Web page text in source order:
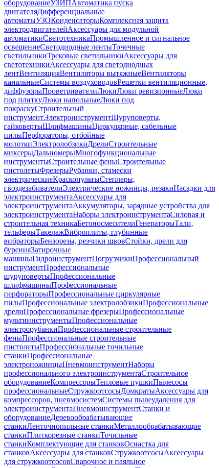
оборудованиеУЗИПАвтоматика пуска
двигателяДифференциальные
автоматыУЗОКонденсаторыКомплексная защита
электродвигателейАксессуары для модульной
автоматикиСветотехникаПромышленное и сигнальное
освещениеСветодиодные лентыТочечные
светильникиТрековые светильникиАксессуары для
светотехникиАксессуары для светодиодных
лентВентиляцияВентиляторы вытяжныеВентиляторы
канальныеСистемы воздуховодовРешетки вентиляционные,
диффузорыПроветривателиЛюкиЛюки ревизионныеЛюки
под плиткуЛюки напольныеЛюки под
покраскуСтроительный
инструментЭлектроинструментШуруповерты,
гайковертыШлифмашиныЦиркулярные, сабельные
пилыПерфораторы, отбойные
молоткиЭлектролобзикиДрелиСтроительные
миксерыДальномерыМногофункциональные
инструментыСтроительные феныСтроительные
пистолетыФрезерыРубанки, стамески
электрическиеКраскопультыСтеплеры,
гвоздезабивателиЭлектрические ножницы, резакиНасадки для
электроинструментаАксессуары для
электроинструментаАккумуляторы, зарядные устройства для
электроинструментаНаборы электроинструментаСиловая и
строительная техникаБетоносмесителиГенераторыТали,
тельферыТакелажВиброплиты, глубинные
вибраторыБензорезы, резчики швовСтойки, дрели для
буренияЗатирочные
машиныГидроинструментПогрузчикиПрофессиональный
инструментПрофессиональные
шуруповертыПрофессиональные
шлифмашиныПрофессиональные
перфораторыПрофессиональные циркулярные
пилыПрофессиональные электролобзикиПрофессиональные
дрелиПрофессиональные фрезерыПрофессиональные
мультиинструментыПрофессиональные
электрорубанкиПрофессиональные строительные
феныПрофессиональные строительные
пистолетыПрофессиональные точильные
станкиПрофессиональные
электроножницыПневмоинструментНаборы
профессионального электроинструментаСтроительное
оборудованиеКомпрессорыТепловые пушкиПылесосы
профессиональныеСтружкоотсосыДомкратыАксессуары для
компрессоров, пневмосистемСистемы пылеудаления для
электроинструментаПневмоинструментСтанки и
оборудованиеДеревообрабатывающие
станкиЛенточнопильные станкиМеталлообрабатывающие
станкиПлиткорезные станкиТочильные
станкиКомплектующие для станковОснастка для
станковАксессуары для станковСтружкоотсосыАксессуары
для стружкоотсосовСварочное и паяльное